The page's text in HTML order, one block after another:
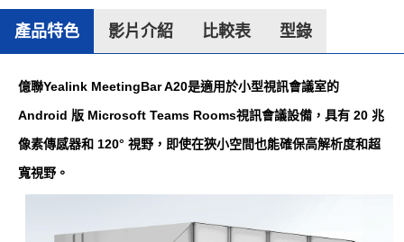
產品特色 影片介紹 比較表 型錄
億聯Yealink MeetingBar A20是適用於小型視訊會議室的
Android 版 Microsoft Teams Rooms視訊會議設備，具有 20 兆
像素傳感器和 120° 視野，即使在狹小空間也能確保高解析度和超
寬視野。